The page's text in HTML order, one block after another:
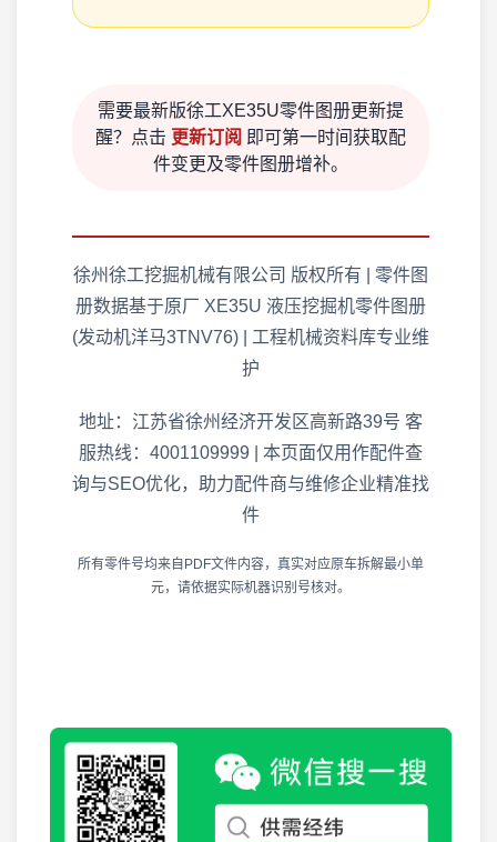
需要最新版徐工XE35U零件图册更新提
醒？点击 更新订阅 即可第一时间获取配
件变更及零件图册增补。
徐州徐工挖掘机械有限公司 版权所有 | 零件图
册数据基于原厂 XE35U 液压挖掘机零件图册
(发动机洋马3TNV76) | 工程机械资料库专业维
护
地址：江苏省徐州经济开发区高新路39号 客
服热线：4001109999 | 本页面仅用作配件查
询与SEO优化，助力配件商与维修企业精准找
件
所有零件号均来自PDF文件内容，真实对应原车拆解最小单
元，请依据实际机器识别号核对。
2026年8月10日 工程机械零件图册 · 更新公告
2026-08-10